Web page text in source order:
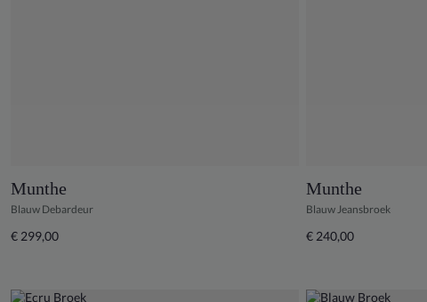
Munthe
Blauw Debardeur
€ 299,00
Munthe
Blauw Jeansbroek
€ 240,00